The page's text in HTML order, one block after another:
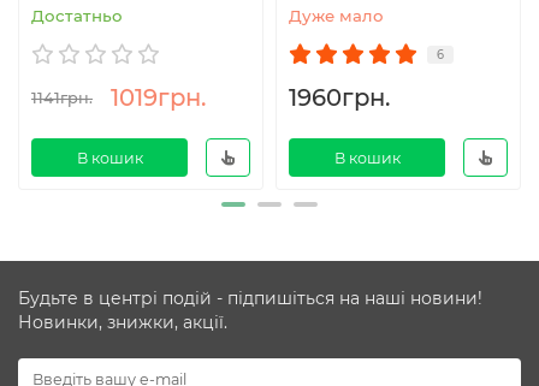
Достатньо
1141грн. 1019грн.
В кошик
Дуже мало
6
1960грн.
В кошик
Будьте в центрі подій - підпишіться на наші новини!
Новинки, знижки, акції.